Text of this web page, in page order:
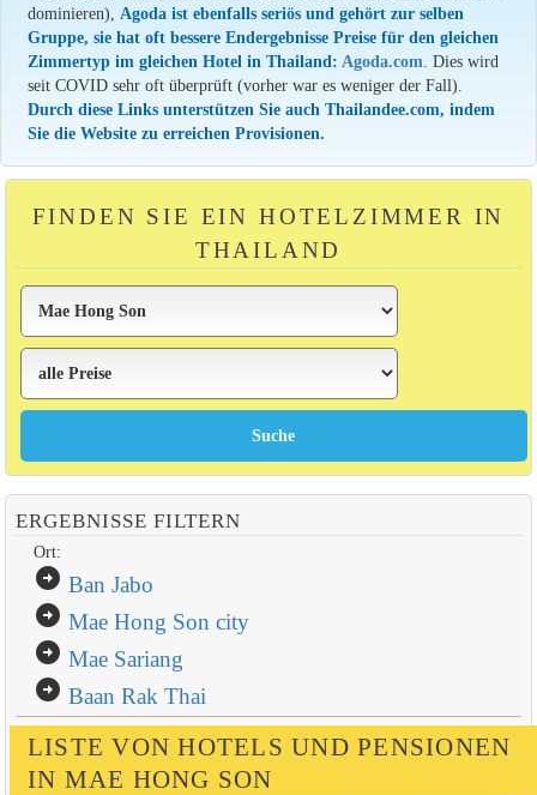
dominieren), Agoda ist ebenfalls seriös und gehört zur selben
Gruppe, sie hat oft bessere Endergebnisse Preise für den gleichen
Zimmertyp im gleichen Hotel in Thailand: Agoda.com . Dies wird
seit COVID sehr oft überprüft (vorher war es weniger der Fall).
Durch diese Links unterstützen Sie auch Thailandee.com, indem
Sie die Website zu erreichen Provisionen.
FINDEN SIE EIN HOTELZIMMER IN
THAILAND
ERGEBNISSE FILTERN
Ort:
arrow_circle_right Ban Jabo
arrow_circle_right Mae Hong Son city
arrow_circle_right Mae Sariang
arrow_circle_right Baan Rak Thai
LISTE VON HOTELS UND PENSIONEN
IN MAE HONG SON